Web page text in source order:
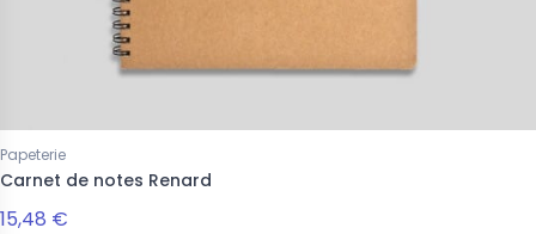
colibri
Papeterie
Carnet de notes Renard
15,48 €